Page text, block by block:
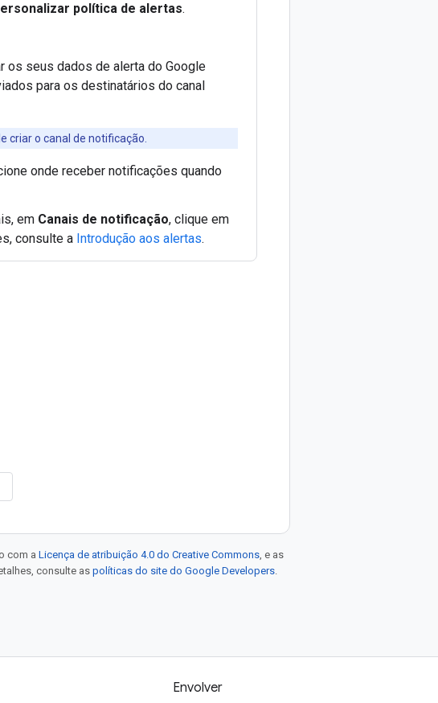
política de alertas.
os seus dados de alerta do Google
para os destinatários do canal
criar o canal de notificação.
onde receber notificações quando
em Canais de notificação, clique em
consulte a Introdução aos alertas.
com a Licença de atribuição 4.0 do Creative Commons, e as
consulte aspolíticas do site do Google Developers.
Envolver